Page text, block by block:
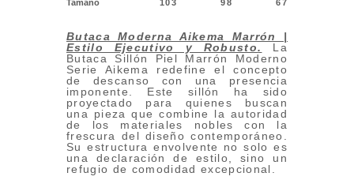
Tamaño 103 98 67
Butaca Moderna Aikema Marrón |
Estilo Ejecutivo y Robusto.
La
Butaca Sillón Piel Marrón Moderno
Serie Aikema redefine el concepto
de descanso con una presencia
imponente. Este sillón ha sido
proyectado para quienes buscan
una pieza que combine la autoridad
de los materiales nobles con la
frescura del diseño contemporáneo.
Su estructura envolvente no solo es
una declaración de estilo, sino un
refugio de comodidad excepcional.